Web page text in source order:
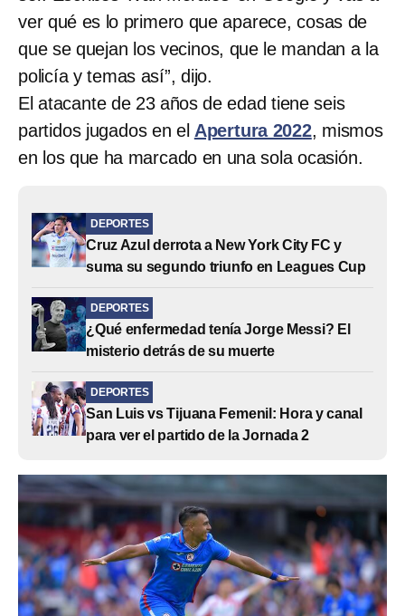
ver qué es lo primero que aparece, cosas de
que se quejan los vecinos, que le mandan a la
policía y temas así”, dijo.
El atacante de 23 años de edad tiene seis
partidos jugados en el Apertura 2022, mismos
en los que ha marcado en una sola ocasión.
DEPORTES
Cruz Azul derrota a New York City FC y
suma su segundo triunfo en Leagues Cup
DEPORTES
¿Qué enfermedad tenía Jorge Messi? El
misterio detrás de su muerte
DEPORTES
San Luis vs Tijuana Femenil: Hora y canal
para ver el partido de la Jornada 2